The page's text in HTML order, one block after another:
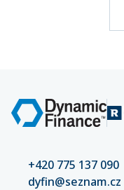
+420 775 137 090
dyfin@seznam.cz